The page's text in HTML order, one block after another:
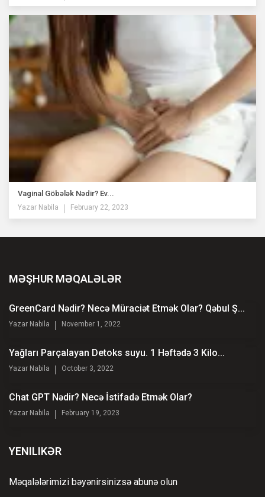
Vaginal Göbələk Nədir? Ev...
Yazar Nabila February 22, 2023
MƏŞHUR MƏQALƏLƏR
GreenCard Nədir? Necə Müraciət Etmək Olar? Qəbul Ş...
Yazar Nabila November 1, 2022
Yağları Parçalayan Detoks suyu. 1 Həftədə 3 Kilo...
Yazar Nabila October 3, 2022
Chat GPT Nədir? Necə İstifadə Etmək Olar?
Yazar Nabila February 19, 2023
YENILIKƏR
Məqalələrimizi bəyənirsinizsə abunə olun